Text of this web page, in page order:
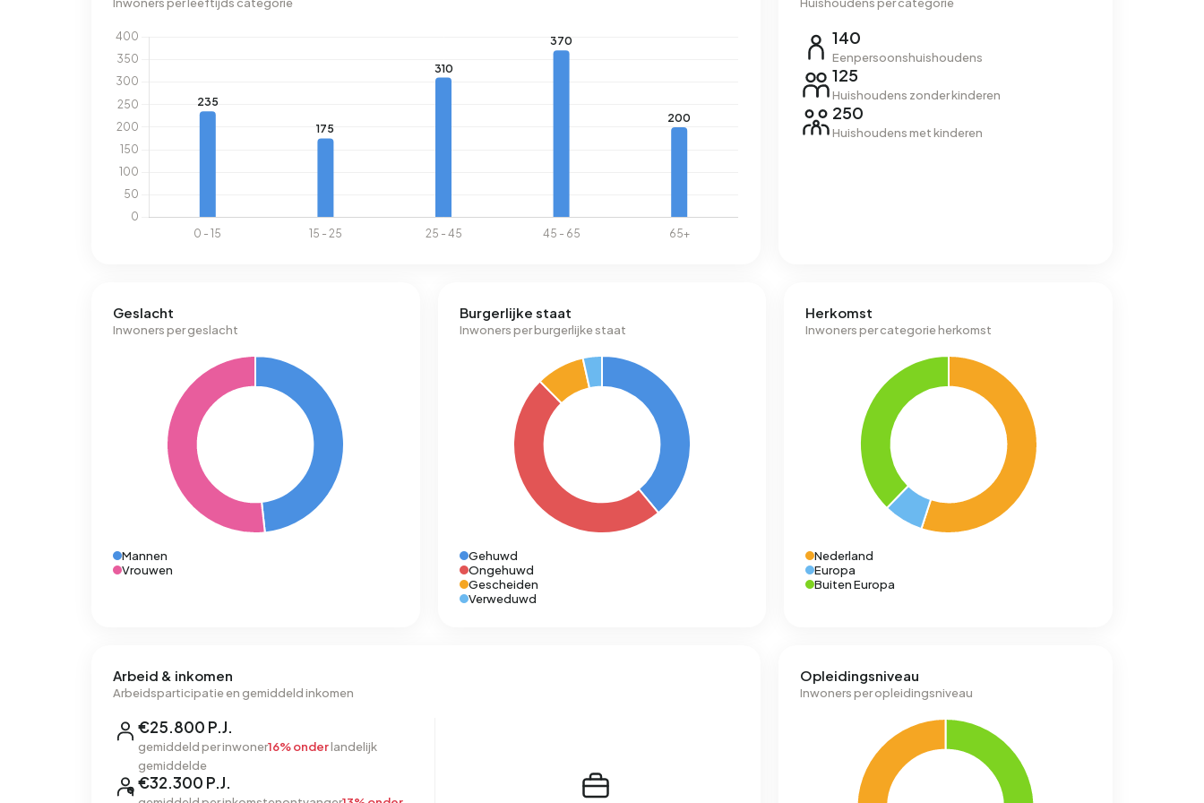
140
Eenpersoonshuishoudens
125
Huishoudens zonder kinderen
250
Huishoudens met kinderen
Geslacht
Inwoners per geslacht
Mannen
Vrouwen
Burgerlijke staat
Inwoners per burgerlijke staat
Gehuwd
Ongehuwd
Gescheiden
Verweduwd
Herkomst
Inwoners per categorie herkomst
Nederland
Europa
Buiten Europa
Arbeid & inkomen
Arbeidsparticipatie en gemiddeld inkomen
€25.800 P.J.
gemiddeld per inwoner16% onderlandelijk
gemiddelde
€32.300 P.J.
Opleidingsniveau
Inwoners per opleidingsniveau